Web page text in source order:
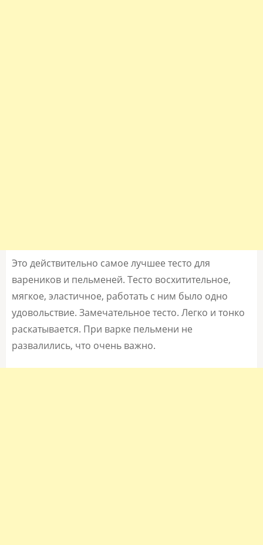
Это действительно самое лучшее тесто для
вареников и пельменей. Тесто восхитительное,
мягкое, эластичное, работать с ним было одно
удовольствие. Замечательное тесто. Легко и тонко
раскатывается. При варке пельмени не
развалились, что очень важно.